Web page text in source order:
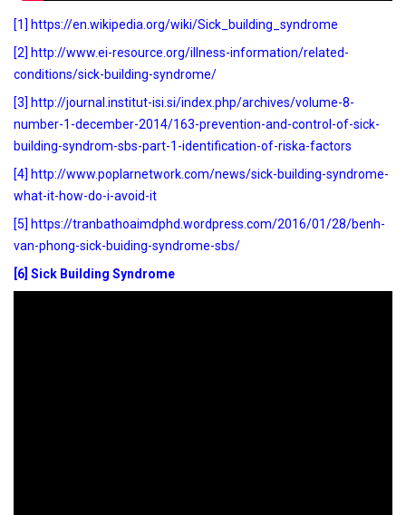
[1] https://en.wikipedia.org/wiki/Sick_building_syndrome
[2] http://www.ei-resource.org/illness-information/related-
conditions/sick-building-syndrome/
[3] http://journal.institut-isi.si/index.php/archives/volume-8-
number-1-december-2014/163-prevention-and-control-of-sick-
building-syndrom-sbs-part-1-identification-of-riska-factors
[4] http://www.poplarnetwork.com/news/sick-building-syndrome-
what-it-how-do-i-avoid-it
[5] https://tranbathoaimdphd.wordpress.com/2016/01/28/benh-
van-phong-sick-buiding-syndrome-sbs/
[6] Sick Building Syndrome